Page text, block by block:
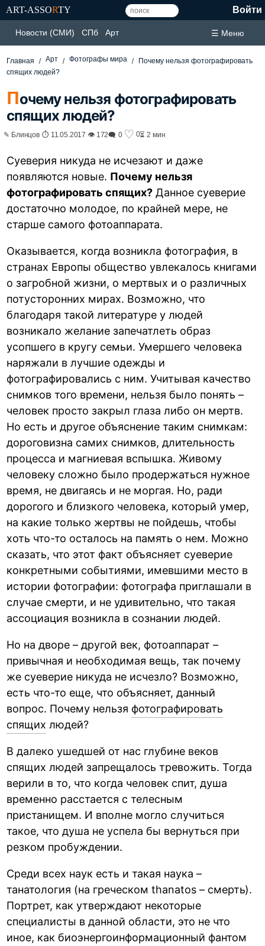
ART-ASSORTY Войти
Новости (СМИ) СПб Арт ☰ Меню
Главная Арт Фотографы мира
Почему нельзя фотографировать
спящих людей?
Почему нельзя фотографировать
спящих людей?
✎ Блинцов ⏱ 11.05.2017 👁 172🗨 0 ♡ 0⏳ 2 мин
Суеверия никуда не исчезают и даже
появляются новые. Почему нельзя
фотографировать спящих? Данное суеверие
достаточно молодое, по крайней мере, не
старше самого фотоаппарата.
Оказывается, когда возникла фотография, в
странах Европы общество увлекалось книгами
о загробной жизни, о мертвых и о различных
потусторонних мирах. Возможно, что
благодаря такой литературе у людей
возникало желание запечатлеть образ
усопшего в кругу семьи. Умершего человека
наряжали в лучшие одежды и
фотографировались с ним. Учитывая качество
снимков того времени, нельзя было понять –
человек просто закрыл глаза либо он мертв.
Но есть и другое объяснение таким снимкам:
дороговизна самих снимков, длительность
процесса и магниевая вспышка. Живому
человеку сложно было продержаться нужное
время, не двигаясь и не моргая. Но, ради
дорогого и близкого человека, который умер,
на какие только жертвы не пойдешь, чтобы
хоть что-то осталось на память о нем. Можно
сказать, что этот факт объясняет суеверие
конкретными событиями, имевшими место в
истории фотографии: фотографа приглашали в
случае смерти, и не удивительно, что такая
ассоциация возникла в сознании людей.
Но на дворе – другой век, фотоаппарат –
привычная и необходимая вещь, так почему
же суеверие никуда не исчезло? Возможно,
есть что-то еще, что объясняет, данный
вопрос. Почему нельзя фотографировать
спящих людей?
В далеко ушедшей от нас глубине веков
спящих людей запрещалось тревожить. Тогда
верили в то, что когда человек спит, душа
временно расстается с телесным
пристанищем. И вполне могло случиться
такое, что душа не успела бы вернуться при
резком пробуждении.
Среди всех наук есть и такая наука –
танатология (на греческом thanatos – смерть).
Портрет, как утверждают некоторые
специалисты в данной области, это не что
иное, как биоэнергоинформационный фантом